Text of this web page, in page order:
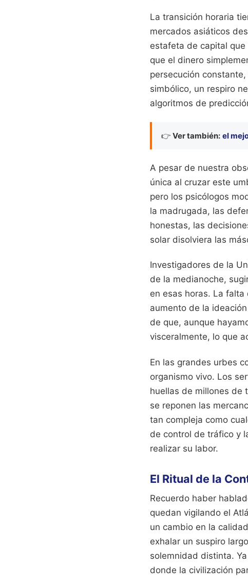
La transición horaria
mercados asiáticos
estafeta de capital
que el dinero
persecución
simbólico, un respiro
algoritmos de
👉 Ver también: el
A pesar de nuestra
única al cruzar este
pero los psicólogos
la madrugada, las
honestas, las
solar disolviera las
Investigadores de la
de la medianoche,
en esas horas. La
aumento de la
de que, aunque
visceralmente, lo que
En las grandes urbes
organismo vivo. Los
huellas de millones de
se reponen las
tan compleja como
de control de tráfico y
realizar su labor.
El Ritual de la
Recuerdo haber
quedan vigilando el
un cambio en la
exhalar un suspiro
solemnidad distinta.
donde la civilización